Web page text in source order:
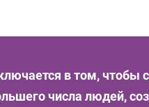
в том, чтобы
числа людей,